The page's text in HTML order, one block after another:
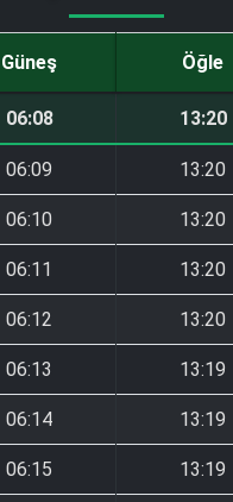
Güneş Öğle
06:08 13:20
06:09 13:20
06:10 13:20
06:11 13:20
06:12 13:20
06:13 13:19
06:14 13:19
06:15 13:19